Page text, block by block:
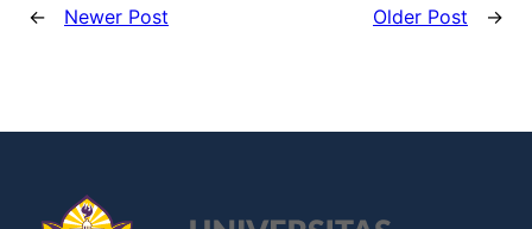
← Newer Post Older Post →